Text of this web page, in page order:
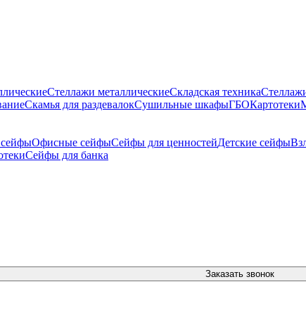
Стеллажи металлическиеСкладская техника
Скамья для раздевалокСушильные шкафыГБОКартотеки
Офисные сейфыСейфы для ценностейДетские сейфы
Сейфы для банка
Заказать звонок